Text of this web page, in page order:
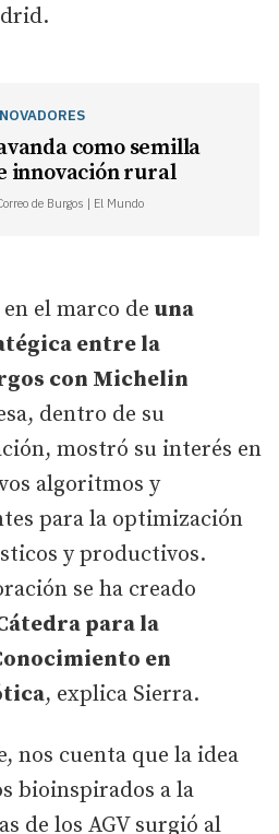
como semilla
innovación rural
de Burgos | El Mundo
el marco de una
entre la
con Michelin
dentro de su
mostró su interés en
algoritmos y
para la optimización
y productivos.
se ha creado
para la
en
, explica Sierra.
nos cuenta que la idea
bioinspirados a la
de los AGV surgió al